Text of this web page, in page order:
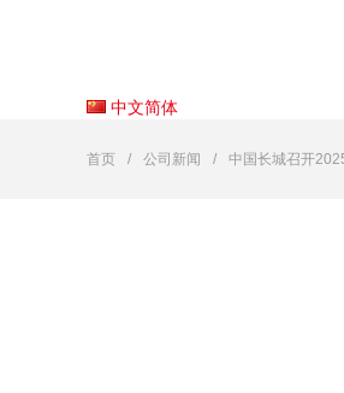
中文简体
首页 公司新闻 中国长城召开